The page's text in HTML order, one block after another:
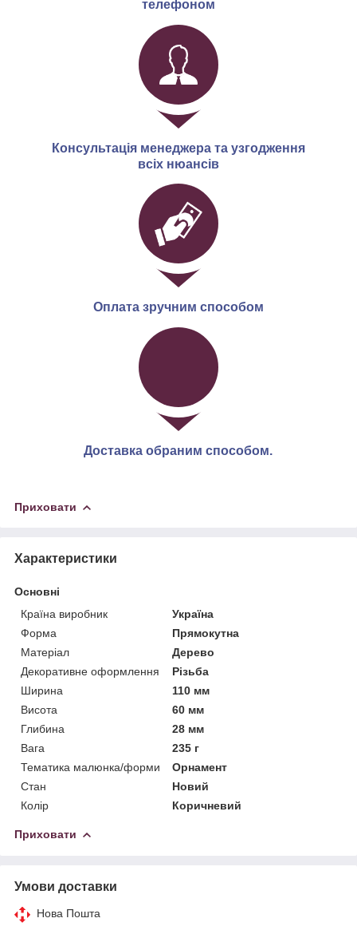
телефоном
Консультація менеджера та узгодження
всіх нюансів
Оплата зручним способом
Доставка обраним способом.
Приховати
Характеристики
Основні
Країна виробник
Україна
Форма
Прямокутна
Матеріал
Дерево
Декоративне оформлення
Різьба
Ширина
110 мм
Висота
60 мм
Глибина
28 мм
Вага
235 г
Тематика малюнка/форми
Орнамент
Стан
Новий
Колір
Коричневий
Приховати
Умови доставки
Нова Пошта